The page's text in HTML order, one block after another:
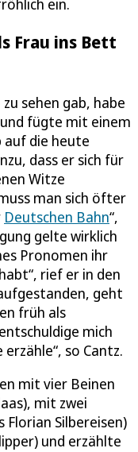
Frau ins Bett
sehen gab, habe
fügte mit einem
die heute
dass er sich für
Witze
man sich öfter
Deutschen Bahn“,
gelte wirklich
Pronomen ihr
rief er in den
geht
früh als
mich
so Cantz.
mit vier Beinen
mit zwei
Florian Silbereisen)
und erzählte